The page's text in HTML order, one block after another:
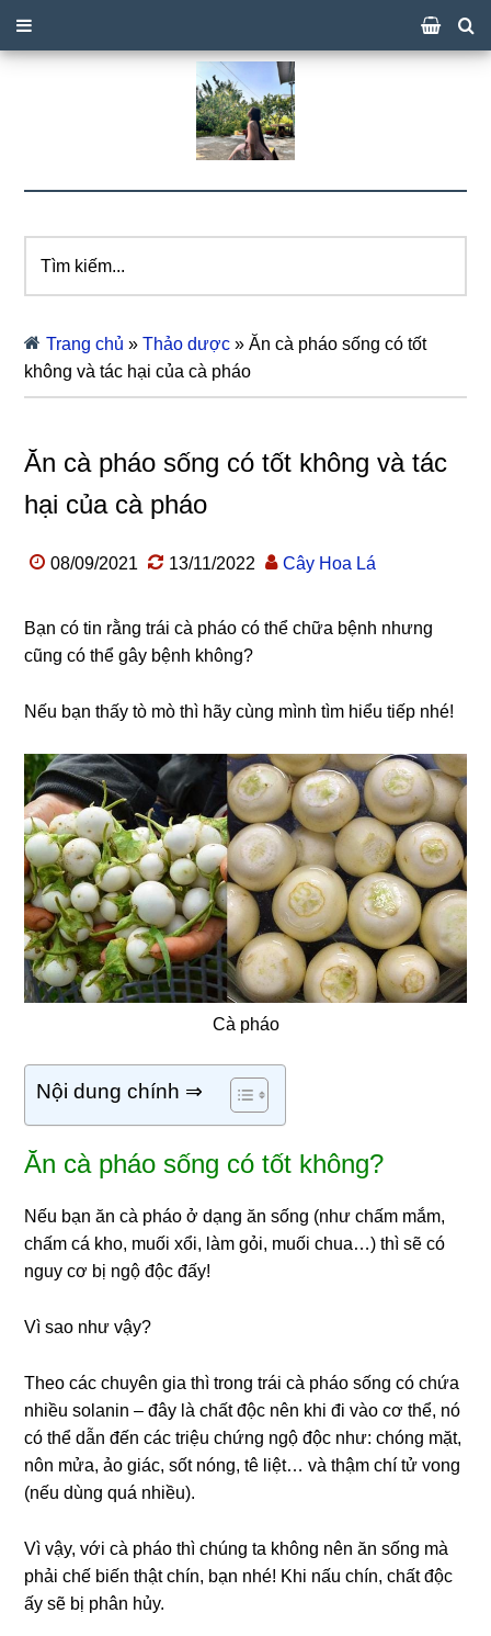
kiếm...
Trang chủ »Thảo dược »Ăn cà pháo sống có tốt
không và tác hại của cà pháo
Ăn cà pháo sống có tốt không và tác
hại của cà pháo
08/09/2021 13/11/2022 Cây Hoa Lá
Bạn có tin rằng trái cà pháo có thể chữa bệnh nhưng
cũng có thể gây bệnh không?
Nếu bạn thấy tò mò thì hãy cùng mình tìm hiểu tiếp nhé!
Cà pháo
Nội dung chính ⇒
Ăn cà pháo sống có tốt không?
Nếu bạn ăn cà pháo ở dạng ăn sống (như chấm mắm,
chấm cá kho, muối xổi, làm gỏi, muối chua…) thì sẽ có
nguy cơ bị ngộ độc đấy!
Vì sao như vậy?
Theo các chuyên gia thì trong trái cà pháo sống có chứa
nhiều solanin – đây là chất độc nên khi đi vào cơ thể, nó
có thể dẫn đến các triệu chứng ngộ độc như: chóng mặt,
nôn mửa, ảo giác, sốt nóng, tê liệt… và thậm chí tử vong
(nếu dùng quá nhiều).
Vì vậy, với cà pháo thì chúng ta không nên ăn sống mà
phải chế biến thật chín, bạn nhé! Khi nấu chín, chất độc
ấy sẽ bị phân hủy.